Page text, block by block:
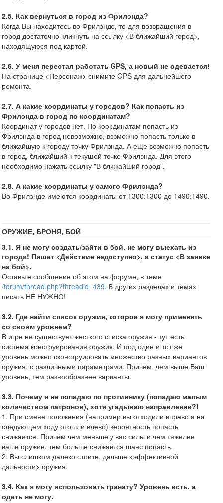
2.5. Как вернуться в город из Фрилэнда?
Когда Вы находитесь во Фрилэнде, то для возвращения в
город достаточно кликнуть на ссылку <В ближайший город>,
находящуюся под картой.
2.6. У меня перестал работать GPS, а новый не одевается!
На странице <Персонаж> снимите GPS для дальнейшего
ремонта.
2.7. А какие координаты у городов? Как попасть из
Фрилэнда в город по координатам?
Координат у городов нет. По координатам попасть из
Фрилэнда в город невозможно, возможно попасть только в
ближайшую к городу точку Фрилэнда. А еще возможно попасть
в город, ближайший к текущей точке Фрилэнда. Для этого
необходимо нажать ссылку "В ближайший город".
2.8. А какие координаты у самого Фрилэнда?
Во Фрилэнде имеются координаты от 1300:1300 до 1490:1490.
ОРУЖИЕ, БРОНЯ, БОЙ
3.1. Я не могу создать/зайти в бой, не могу выехать из
города! Пишет <Действие недоступно>, а статус <В заявке
на бой>.
Оставьте сообщение об этом на форуме, в теме
/forum/thread.php?threadid=439. В других разделах и темах
писать НЕ НУЖНО!
3.2. Где найти список оружия, которое я могу применять
со своим уровнем?
В игре не существует жесткого списка оружия - тут есть
система конструирования оружия. И под один и тот же
уровень можно сконструировать множество разных вариантов
оружия, с различными параметрами. Причем, чем выше Ваш
уровень, тем разнообразнее варианты.
3.3. Почему я не попадаю по противнику (попадаю малым
количеством патронов), хотя угадываю направление?!
1. При смене положения (например вы отходили вправо а на
следующем ходу отошли влево) вероятность попасть
снижается. Причём чем меньше у вас силы и чем тяжелее
ваше оружие, тем больше снижается шанс попасть.
2. Вы слишком далеко стоите, дальше <эффективной
дальности> оружия.
3.4. Как я могу использовать гранату? Уровень есть, а
одеть не могу.